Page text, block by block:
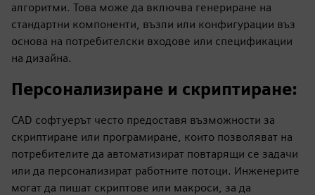
алгоритми. Това може да включва генериране на
стандартни компоненти, възли или конфигурации въз
основа на потребителски входове или спецификации
на дизайна.
Персонализиране и скриптиране:
CAD софтуерът често предоставя възможности за
скриптиране или програмиране, които позволяват на
потребителите да автоматизират повтарящи се задачи
или да персонализират работните потоци. Инженерите
могат да пишат скриптове или макроси, за да